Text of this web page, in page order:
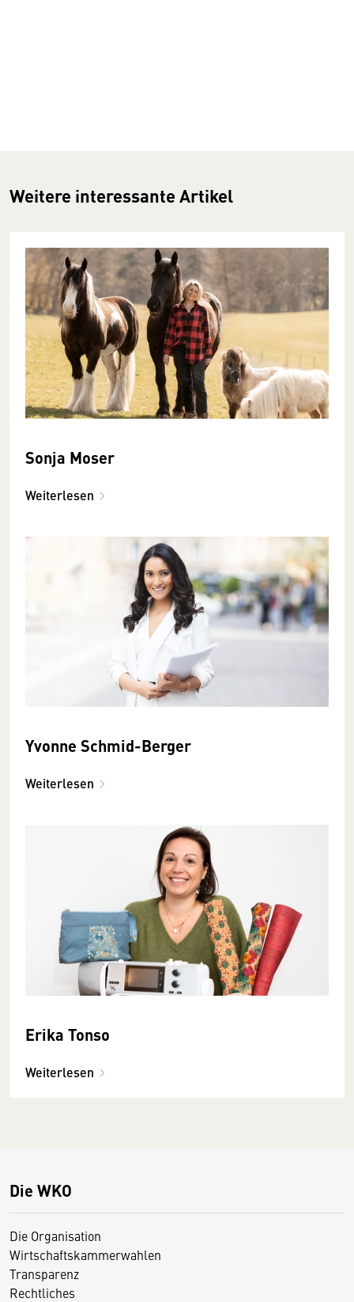
Weitere interessante Artikel
Sonja Moser
Weiterlesen
Yvonne Schmid-Berger
Weiterlesen
Erika Tonso
Weiterlesen
Die WKO
Die Organisation
Wirtschaftskammerwahlen
Transparenz
Rechtliches